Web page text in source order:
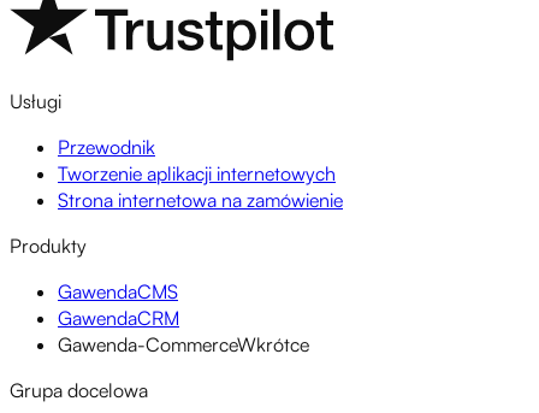
Usługi
Przewodnik
Tworzenie aplikacji internetowych
Strona internetowa na zamówienie
Produkty
GawendaCMS
GawendaCRM
Gawenda-CommerceWkrótce
Grupa docelowa